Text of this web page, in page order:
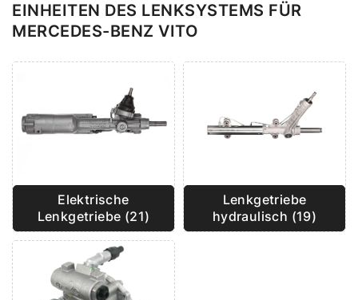
EINHEITEN DES LENKSYSTEMS FÜR
MERCEDES-BENZ VITO
Elektrische
Lenkgetriebe (21)
Lenkgetriebe
hydraulisch (19)